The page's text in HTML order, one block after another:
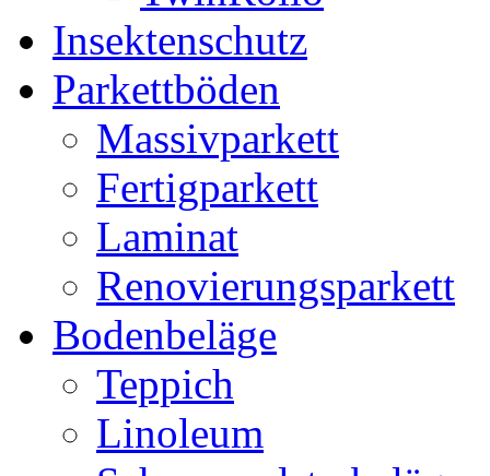
Insektenschutz
Parkettböden
Massivparkett
Fertigparkett
Laminat
Renovierungsparkett
Bodenbeläge
Teppich
Linoleum